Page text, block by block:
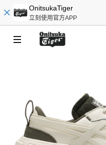
OnitsukaTiger
立刻使用官方APP